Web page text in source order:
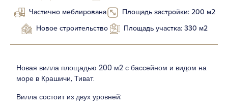
Частично меблирована
Площадь застройки: 200 м2
Новое строительство
Площадь участка: 330 м2
Новая вилла площадью 200 м2 с бассейном и видом на
море в Крашичи, Тиват.
Вилла состоит из двух уровней: